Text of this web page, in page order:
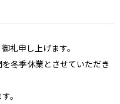
礼申し上げます。
冬季休業とさせていただき
。